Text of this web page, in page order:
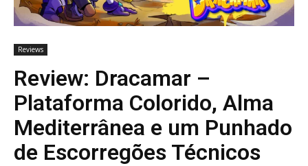
Reviews
Review: Dracamar –
Plataforma Colorido, Alma
Mediterrânea e um Punhado
de Escorregões Técnicos